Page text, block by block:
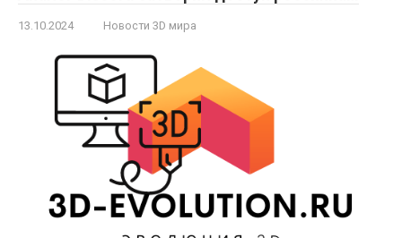
13.10.2024 Новости 3D мира